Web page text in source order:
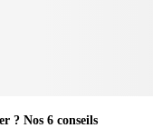
? Nos 6 conseils